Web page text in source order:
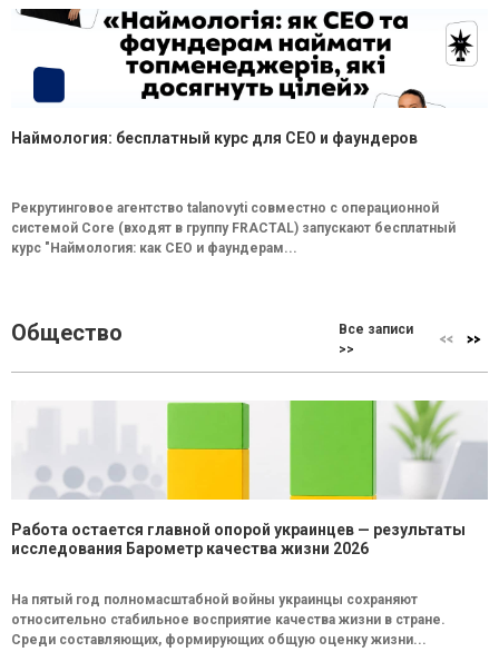
Наймология: бесплатный курс для CEO и фаундеров
Рекрутинговое агентство talanovyti совместно с операционной
системой Core (входят в группу FRACTAL) запускают бесплатный
курс "Наймология: как СEO и фаундерам...
Общество
Все записи
>>
Работа остается главной опорой украинцев — результаты
исследования Барометр качества жизни 2026
На пятый год полномасштабной войны украинцы сохраняют
относительно стабильное восприятие качества жизни в стране.
Среди составляющих, формирующих общую оценку жизни...